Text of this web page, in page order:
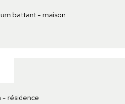
battant - maison
résidence